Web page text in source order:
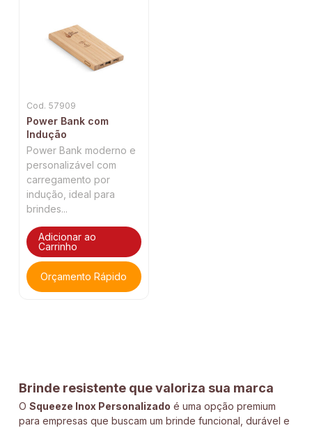
Cod. 57909
Power Bank com
Indução
Power Bank moderno e
personalizável com
carregamento por
indução, ideal para
brindes...
Adicionar ao
Carrinho
Orçamento Rápido
Brinde resistente que valoriza sua marca
O Squeeze Inox Personalizado é uma opção premium
para empresas que buscam um brinde funcional, durável e